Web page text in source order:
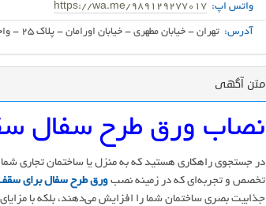
واتس اپ: https://wa.me/989129277017
آدرس: تهران - خیابان مطهری - خیابان اورامان - پلاک 25 - واحد 5
متن آگهی
نصاب ورق طرح سفال
در جستجوی راهکاری هستید که به منزل یا ساختمان تجاری
تخصص و تجربه‌ای که در زمینه نصبورق طرح سفال برای
جذابیت بصری ساختمان شما را افزایش می‌دهند، بلکه با مزایای